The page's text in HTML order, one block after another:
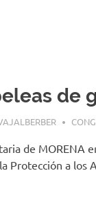
de
de MORENA
Protección a los